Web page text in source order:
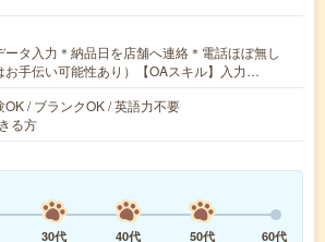
ータ入力＊納品日を店舗へ連絡＊電話ほぼ無し
お手伝い可能性あり）【OAスキル】入力…
OK / ブランクOK / 英語力不要
る方
30代 40代 50代
60代